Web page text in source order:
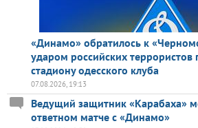
«Динамо» обратилось к
ударом российских террористов
стадиону одесского клуба
07.08.2026, 19:13
Ведущий защитник «Карабаха»
ответном матче с «Динамо»